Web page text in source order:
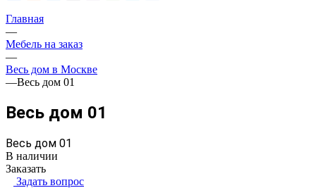
Главная
—
Мебель на заказ
—
Весь дом в Москве
—Весь дом 01
Весь дом 01
Весь дом 01
В наличии
Заказать
Задать вопрос